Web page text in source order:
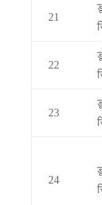
21
22
23
24